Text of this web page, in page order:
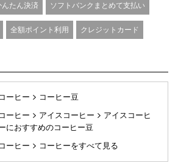
たん決済 ソフトバンクまとめて支払い
全額ポイント利用 クレジットカード
コーヒー
コーヒー豆
コーヒー
アイスコーヒー
アイスコーヒ
におすすめのコーヒー豆
コーヒー
コーヒーをすべて見る